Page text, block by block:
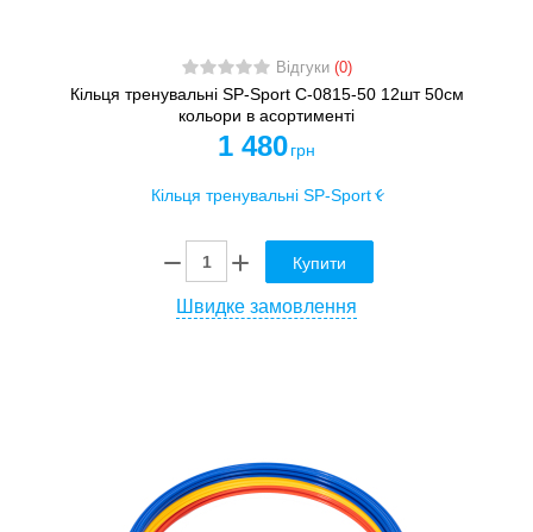
Відгуки (0)
Кільця тренувальні SP-Sport C-0815-50 12шт 50см
кольори в асортименті
1 480 грн
Купити
Швидке замовлення